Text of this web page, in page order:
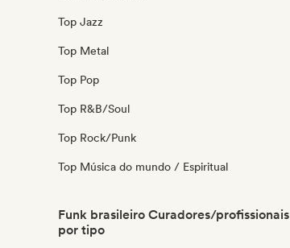
Top Jazz
Top Metal
Top Pop
Top R&B/Soul
Top Rock/Punk
Top Música do mundo / Espiritual
Funk brasileiro Curadores/profissionais
por tipo